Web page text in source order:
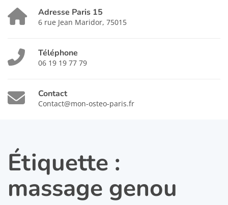
Adresse Paris 15
6 rue Jean Maridor, 75015
Téléphone
06 19 19 77 79
Contact
Contact@mon-osteo-paris.fr
Étiquette :
massage genou